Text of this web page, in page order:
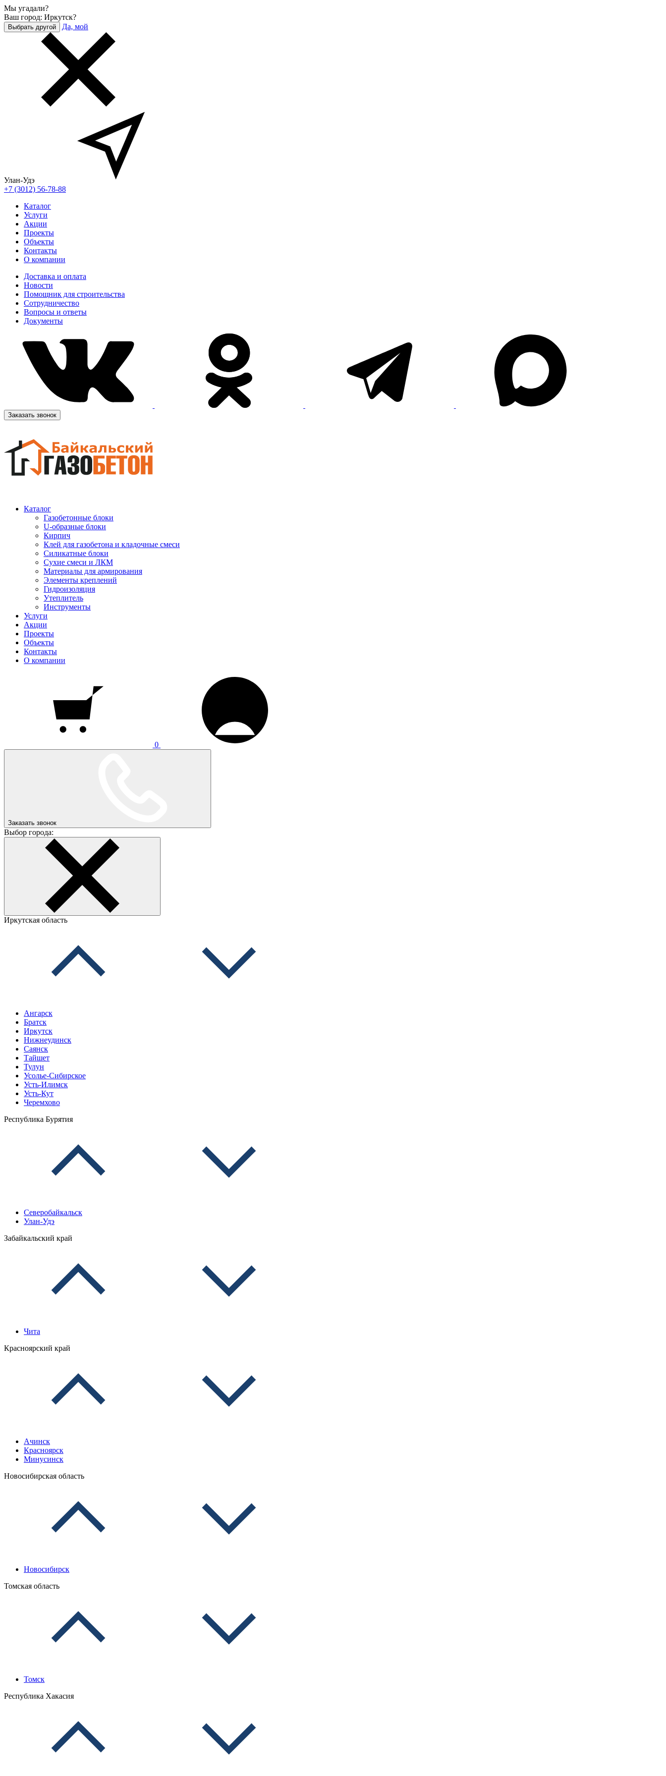
Мы угадали?
Ваш город: Иркутск?
Выбрать другой Да, мой
Улан-Удэ
+7 (3012) 56-78-88
Каталог
Услуги
Акции
Проекты
Объекты
Контакты
О компании
Доставка и оплата
Новости
Помощник для строительства
Сотрудничество
Вопросы и ответы
Документы
Заказать звонок
Каталог
Газобетонные блоки
U-образные блоки
Кирпич
Клей для газобетона и кладочные смеси
Силикатные блоки
Сухие смеси и ЛКМ
Материалы для армирования
Элементы креплений
Гидроизоляция
Утеплитель
Инструменты
Услуги
Акции
Проекты
Объекты
Контакты
О компании
0
Заказать звонок
Выбор города:
Иркутская область
Ангарск
Братск
Иркутск
Нижнеудинск
Саянск
Тайшет
Тулун
Усолье-Сибирское
Усть-Илимск
Усть-Кут
Черемхово
Республика Бурятия
Северобайкальск
Улан-Удэ
Забайкальский край
Чита
Красноярский край
Ачинск
Красноярск
Минусинск
Новосибирская область
Новосибирск
Томская область
Томск
Республика Хакасия